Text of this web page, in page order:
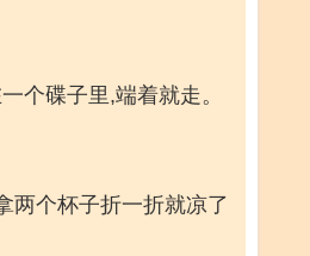
个碟子里,端着就走。
两个杯子折一折就凉了